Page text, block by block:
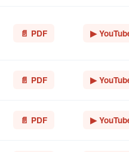
📄 PDF ▶
📄 PDF ▶
📄 PDF ▶